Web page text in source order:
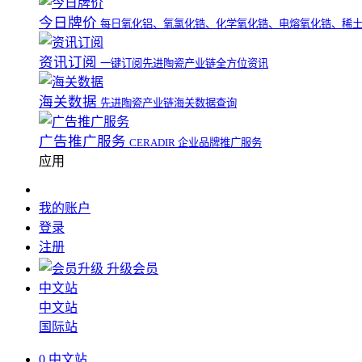
今日牌价 每日氧化铝、氧氯化锆、化学氧化锆、电熔氧化锆、稀
资讯订阅 一键订阅先进陶瓷产业链全方位资讯
海关数据 先进陶瓷产业链海关数据查询
广告推广服务 CERADIR 企业品牌推广服务
应用
我的账户
登录
注册
升级会员
中文站
中文站
国际站